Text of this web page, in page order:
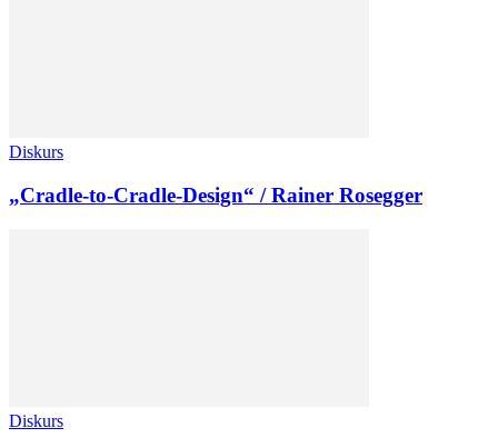
Diskurs
„Cradle-to-Cradle-Design“ / Rainer Rosegger
Diskurs